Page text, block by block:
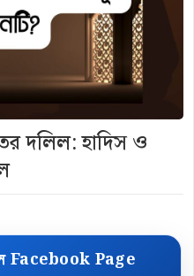
দলিল: হাদিস ও
Facebook Page